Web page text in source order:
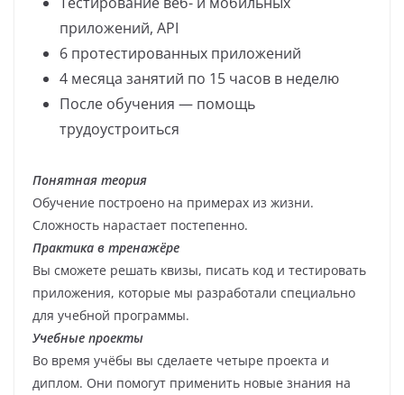
приложений, API
6 протестированных приложений
4 месяца занятий по 15 часов в неделю
После обучения — помощь
трудоустроиться
Понятная теория
Обучение построено на примерах из жизни.
Сложность нарастает постепенно.
Практика в тренажёре
Вы сможете решать квизы, писать код и тестировать
приложения, которые мы разработали специально
для учебной программы.
Учебные проекты
Во время учёбы вы сделаете четыре проекта и
диплом. Они помогут применить новые знания на